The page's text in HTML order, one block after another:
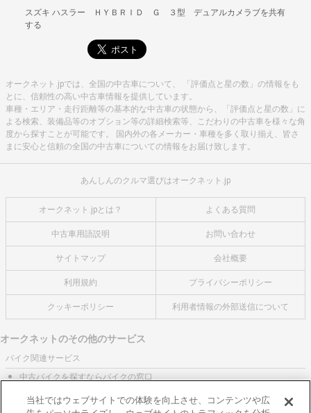
スズキ ハスラー ＨＹＢＲＩＤ Ｇ ３型 デュアルカメラブを共有
する
オークネット.jpでは、全国の中古車について、 「評価点と星の数」の情報をも
とに、信頼性の高い中古車情報を提供しています。
車種・エリア・走行距離等の基本的な中古車の状態から、「評価点と星の数」に
よる検索、装備品等のオプション等の詳細検索等、こだわりの中古車を様々な角
度から探すことが可能です。 国内外の各メーカー・車種を多く取り揃え、皆さ
まに安心と信頼の全国の中古車についての情報をお届け致します。
あんしんのクルマ選びはオークネット.jp
オークネット.jpとは？ よくある質問
中古車用語説明 お問い合わせ
サイトマップ 会社概要
利用規約 プライバシーポリシー
クッキーポリシー 利用者情報の外部送信について
オークネットのその他のサービス
バイク関連サービス
中古バイクを探すならバイクの窓口
レンタルバイクに乗るならモトオークレンタルバイク
当社ではウェブサイトでの体験を向上させ、コンテンツや広